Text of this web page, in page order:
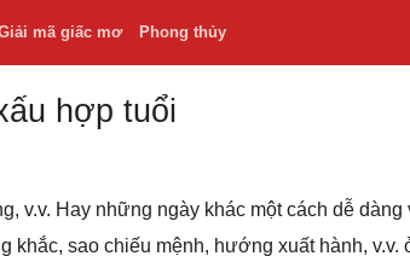
mã giấc mơ Phong thủy
hợp tuổi
v.v. Hay những ngày khác một cách dễ dàng
khắc, sao chiếu mệnh, hướng xuất hành, v.v.